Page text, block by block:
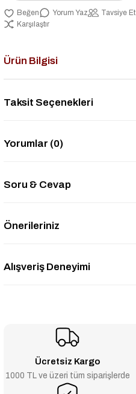
Yorum Yaz Tavsiye Et
Karşılaştır
Ürün Bilgisi
Taksit Seçenekleri
Yorumlar (0)
Soru & Cevap
Önerileriniz
Alışveriş Deneyimi
Ücretsiz Kargo
1000 TL ve üzeri tüm siparişlerde